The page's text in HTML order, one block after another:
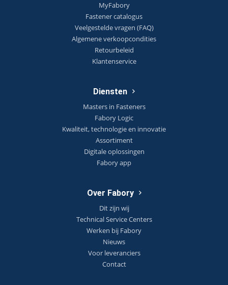
MyFabory
Fastener catalogus
Veelgestelde vragen (FAQ)
Algemene verkoopcondities
Retourbeleid
Klantenservice
Diensten
Masters in Fasteners
Fabory Logic
Kwaliteit, technologie en innovatie
Assortiment
Digitale oplossingen
Fabory app
Over Fabory
Dit zijn wij
Technical Service Centers
Werken bij Fabory
Nieuws
Voor leveranciers
Contact